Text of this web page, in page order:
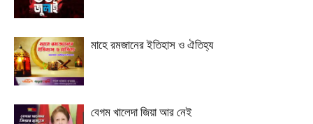
মাহে রমজানের ইতিহাস ও ঐতিহ্য
বেগম খালেদা জিয়া আর নেই